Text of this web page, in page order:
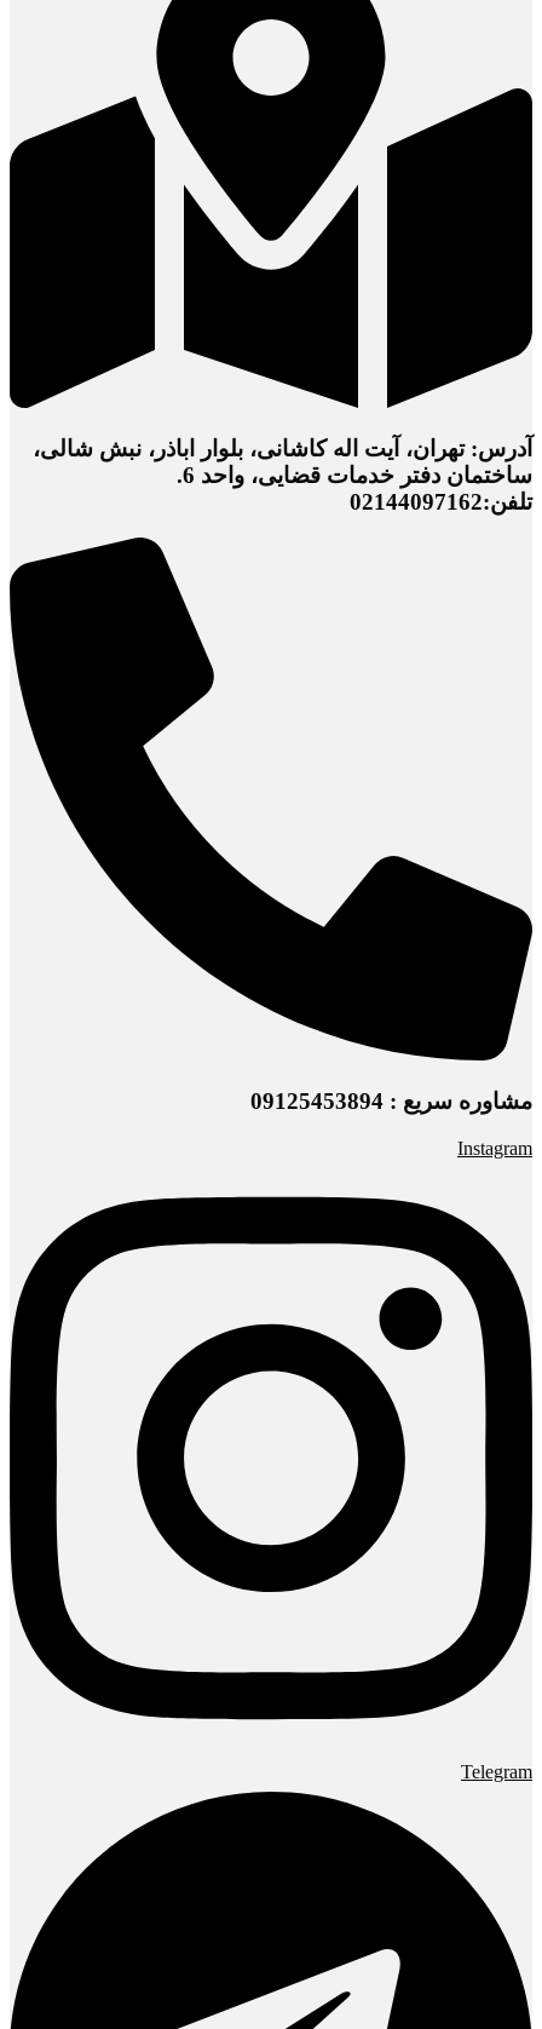
آدرس: تهران، آیت اله کاشانی، بلوار اباذر، نبش شالی،
ساختمان دفتر خدمات قضایی، واحد 6.
تلفن:02144097162
مشاوره سریع : 09125453894
Instagram
Telegram